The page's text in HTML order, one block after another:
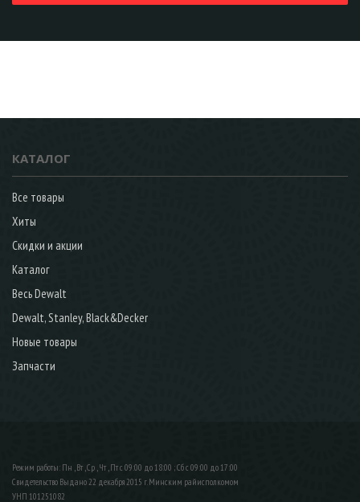
КАТАЛОГ
Все товары
Хиты
Скидки и акции
Каталог
Весь Dewalt
Dewalt, Stanley, Black&Decker
Новые товары
Запчасти
Режим работы: Пн , Вт , Ср , Чт , Пт c 09:00 до 18:00 ; Сб c 09:00 до 17:00
Свидетельство Выдано 22 декабря 2015 г. Минским райисполкомом
УНП 101251082